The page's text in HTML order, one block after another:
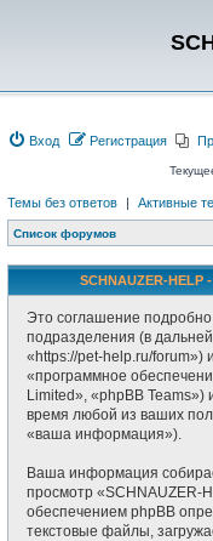
Вход Регистрация
Темы без ответов | Активные
Список форумов
SCHNAUZER-
Это соглашение
подразделения (в
«https://pet-help.ru/forum»)
«программное
Limited», «phpBB
время любой из ваших
«ваша информация»).
Ваша информация
просмотр «SCHNAUZER-
обеспечением phpBB
текстовые файлы,